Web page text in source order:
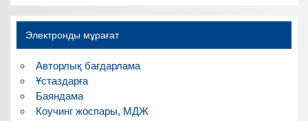
Электронды мұрағат
Авторлық бағдарлама
Ұстаздарға
Баяндама
Коучинг жоспары, МДЖ